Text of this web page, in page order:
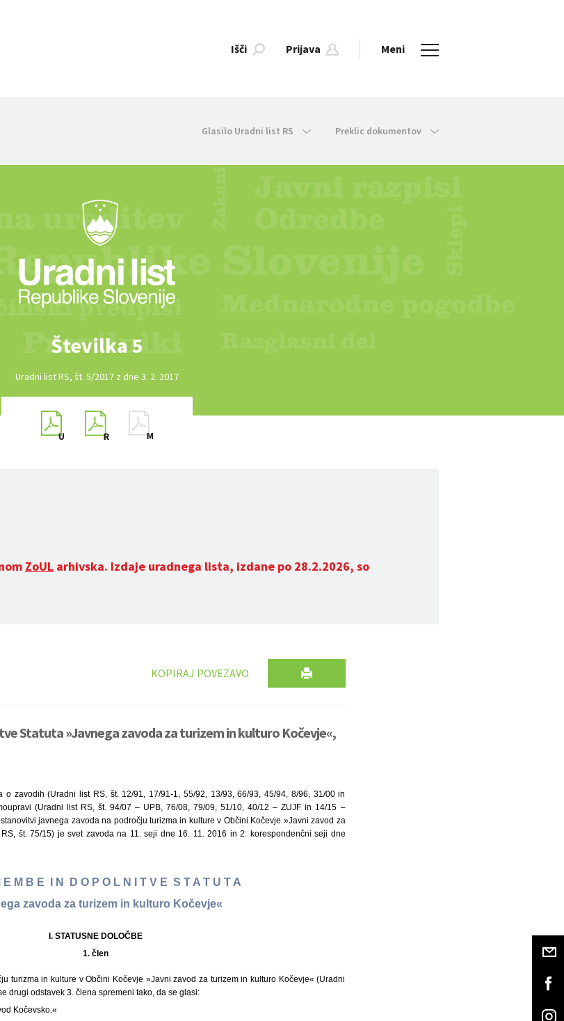
Išči Prijava Meni
Glasilo Uradni list RS Preklic dokumentov
Številka 5
Uradni list RS, št. 5/2017 z dne 3. 2. 2017
ZoUL arhivska. Izdaje uradnega lista, izdane po 28.2.2026, so
KOPIRAJ POVEZAVO
Statuta »Javnega zavoda za turizem in kulturo Kočevje«,
zavodih (Uradni list RS, št. 12/91, 17/91-1, 55/92, 13/93, 66/93, 45/94, 8/96, 31/00 in
(Uradni list RS, št. 94/07 – UPB, 76/08, 79/09, 51/10, 40/12 – ZUJF in 14/15 –
javnega zavoda na področju turizma in kulture v Občini Kočevje »Javni zavod za
št. 75/15) je svet zavoda na 11. seji dne 16. 11. 2016 in 2. korespondenčni seji dne
E M B E I N D O P O L N I T V E S T A T U T A
zavoda za turizem in kulturo Kočevje«
I. STATUSNE DOLOČBE
1. člen
turizma in kulture v Občini Kočevje »Javni zavod za turizem in kulturo Kočevje« (Uradni
drugi odstavek 3. člena spremeni tako, da se glasi:
Kočevsko.«